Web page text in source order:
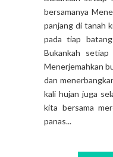
bersamanya
panjang di tanah
pada tiap
Bukankah
Menerjemahkan
dan
kali hujan juga
kita bersama
panas...